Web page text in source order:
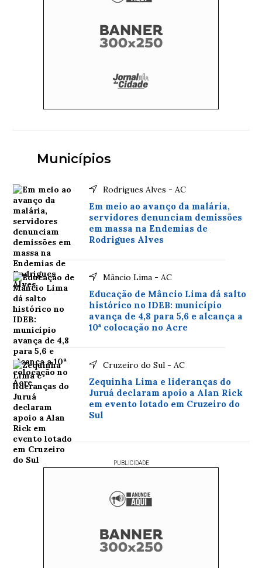
Municípios
Rodrigues Alves - AC
Em meio ao avanço da malária,
servidores denunciam demissões
em massa na Endemias de
Rodrigues Alves
Mâncio Lima - AC
Educação de Mâncio Lima dá salto
histórico no IDEB: município
avança de 4,8 para 5,6 e alcança a
10ª colocação no Acre
Cruzeiro do Sul - AC
Zequinha Lima e lideranças do
Juruá declaram apoio a Alan Rick
em evento lotado em Cruzeiro do
Sul
PUBLICIDADE